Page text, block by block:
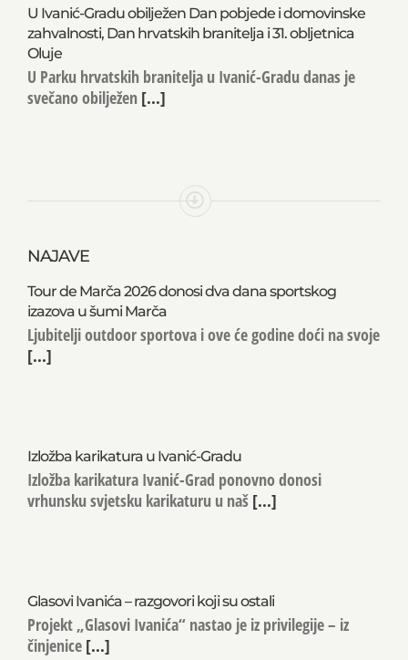
U Ivanić-Gradu obilježen Dan pobjede i domovinske
zahvalnosti, Dan hrvatskih branitelja i 31. obljetnica
Oluje
U Parku hrvatskih branitelja u Ivanić-Gradu danas je
svečano obilježen [...]
NAJAVE
Tour de Marča 2026 donosi dva dana sportskog
izazova u šumi Marča
Ljubitelji outdoor sportova i ove će godine doći na svoje
[...]
Izložba karikatura u Ivanić-Gradu
Izložba karikatura Ivanić-Grad ponovno donosi
vrhunsku svjetsku karikaturu u naš [...]
Glasovi Ivanića – razgovori koji su ostali
Projekt „Glasovi Ivanića“ nastao je iz privilegije – iz
činjenice [...]